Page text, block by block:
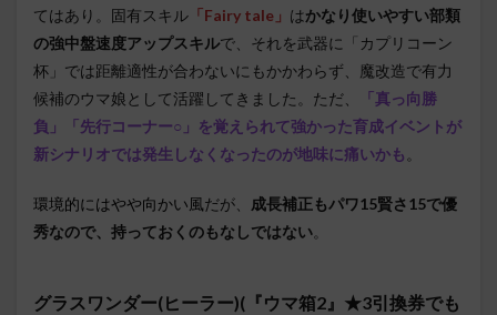
てはあり。固有スキル 「Fairy tale」 はかなり使いやすい部類
の強中盤速度アップスキルで、それを武器に「カプリコーン
杯」では距離適性が合わないにもかかわらず、魔改造で有力
候補のウマ娘として活躍してきました。ただ、
「真っ向勝
負」「先行コーナー○」を覚えられて強かった育成イベントが
新シナリオでは発生しなくなったのが地味に痛いかも 。
環境的にはやや向かい風だが、 成長補正もパワ15賢さ15で優
秀なので、持っておくのもなしではない。
グラスワンダー(ヒーラー)(『ウマ箱2』★3引換券でも